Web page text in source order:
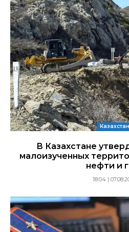
Казахстан
В Казахстане
малоизученных
нефти и
18:04 |